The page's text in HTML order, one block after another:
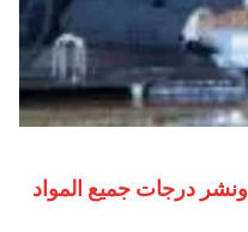
موعد نتيجة الثانوية العامة 2026 ونشر درجات جميع المواد